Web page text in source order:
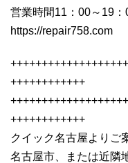
営業時間11：00～19：
https://repair758.com
++++++++++++
++++++++++++
クイック名古屋よりご
名古屋市、または近隣